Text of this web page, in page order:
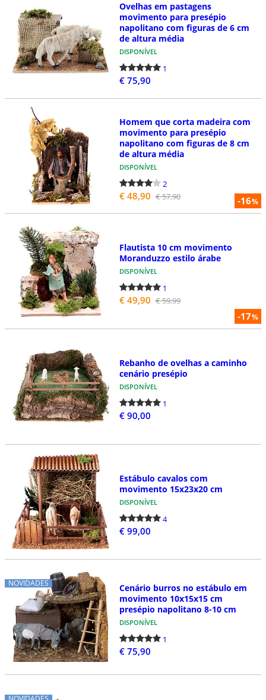
Ovelhas em pastagens
movimento para presépio
napolitano com figuras de 6 cm
de altura média
DISPONÍVEL
1
€ 75,90
-16%
Homem que corta madeira com
movimento para presépio
napolitano com figuras de 8 cm
de altura média
DISPONÍVEL
2
€ 48,90 € 57,90
-17%
Flautista 10 cm movimento
Moranduzzo estilo árabe
DISPONÍVEL
1
€ 49,90 € 59,99
Rebanho de ovelhas a caminho
cenário presépio
DISPONÍVEL
1
€ 90,00
Estábulo cavalos com
movimento 15x23x20 cm
DISPONÍVEL
4
€ 99,00
NOVIDADES
Cenário burros no estábulo em
movimento 10x15x15 cm
presépio napolitano 8-10 cm
DISPONÍVEL
1
€ 75,90